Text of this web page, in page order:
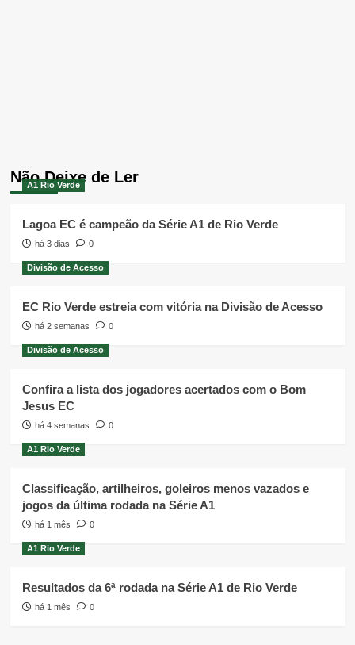
Não Deixe de Ler
A1 Rio Verde
Lagoa EC é campeão da Série A1 de Rio Verde
há 3 dias 0
Divisão de Acesso
EC Rio Verde estreia com vitória na Divisão de Acesso
há 2 semanas 0
Divisão de Acesso
Confira a lista dos jogadores acertados com o Bom
Jesus EC
há 4 semanas 0
A1 Rio Verde
Classificação, artilheiros, goleiros menos vazados e
jogos da última rodada na Série A1
há 1 mês 0
A1 Rio Verde
Resultados da 6ª rodada na Série A1 de Rio Verde
há 1 mês 0